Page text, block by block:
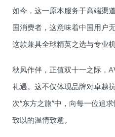
如今，这一原本服务于高端渠
国消费者，这意味着中国用户
这款兼具全球精英之选与专业
秋风作伴，正值双十一之际，
礼遇。这不仅体现品牌对卓越
次“东方之旅”中，向每一位追
致以的温情致意。